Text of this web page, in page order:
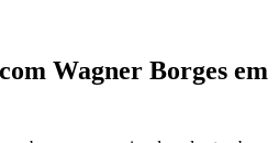
Wagner Borges em